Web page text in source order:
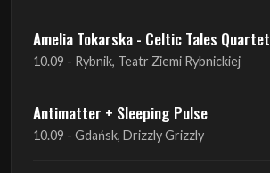
Amelia Tokarska - Celtic Tales Quartet
10.09 - Rybnik, Teatr Ziemi Rybnickiej
Antimatter + Sleeping Pulse
10.09 - Gdańsk, Drizzly Grizzly